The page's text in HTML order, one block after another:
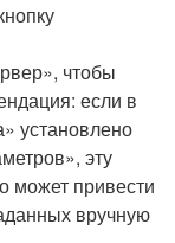
чтобы
если в
установлено
эту
может привести
вручную